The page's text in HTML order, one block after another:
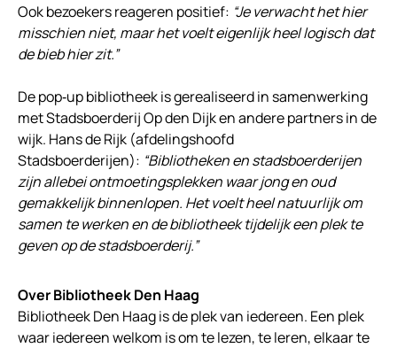
Ook bezoekers reageren positief: “Je verwacht het hier
misschien niet, maar het voelt eigenlijk heel logisch dat
de bieb hier zit.”
De pop‑up bibliotheek is gerealiseerd in samenwerking
met Stadsboerderij Op den Dijk en andere partners in de
wijk. Hans de Rijk (afdelingshoofd
Stadsboerderijen): “Bibliotheken en stadsboerderijen
zijn allebei ontmoetingsplekken waar jong en oud
gemakkelijk binnenlopen. Het voelt heel natuurlijk om
samen te werken en de bibliotheek tijdelijk een plek te
geven op de stadsboerderij.”
Over Bibliotheek Den Haag
Bibliotheek Den Haag is de plek van iedereen. Een plek
waar iedereen welkom is om te lezen, te leren, elkaar te